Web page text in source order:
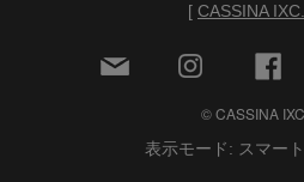
[ CASSINA
© CASSINA
表示モード: スマー